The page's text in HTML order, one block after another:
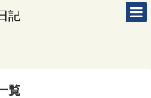
記
覧